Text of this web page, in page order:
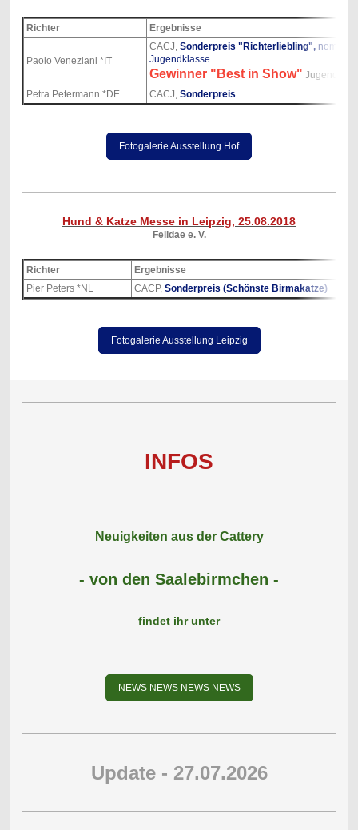
Richter Ergebnisse
Paolo Veneziani *IT
CACJ, Sonderpreis "Richterliebling",
Jugendklasse
Gewinner "Best in Show"
Petra Petermann *DE
CACJ, Sonderpreis
Fotogalerie Ausstellung Hof
Hund & Katze Messe in Leipzig, 25.08.2018
Felidae e. V.
Richter
Ergebnisse
Pier Peters *NL
CACP, Sonderpreis (Schönste Birmakatze)
Fotogalerie Ausstellung Leipzig
INFOS
Neuigkeiten aus der Cattery
- von den Saalebirmchen -
findet ihr unter
NEWS NEWS NEWS NEWS
Update - 27.07.2026